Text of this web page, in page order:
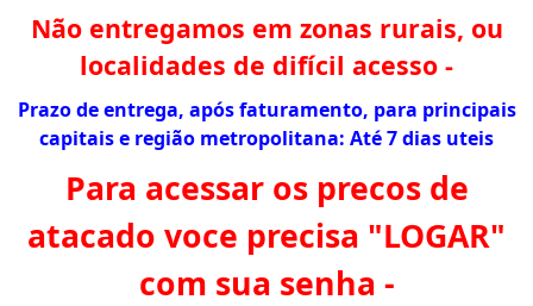
Não entregamos em zonas rurais, ou
localidades de difícil acesso -
Prazo de entrega, após faturamento, para principais
capitais e região metropolitana: Até 7 dias uteis
Para acessar os precos de
atacado voce precisa "LOGAR"
com sua senha -